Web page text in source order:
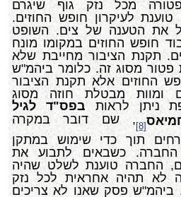
מכל נזק גוף שיגרם
לעיקרון חופש החוזים.
את הטענה של צים. השופט
חופש החוזים במקומו מונח
תקנת הציבור מחייבת שלא
פטור מסוג זה. כלומר ביהמ"ש
החוזים אלא תקנת הציבור
ומוות מבטלת חוזה מסוג
ניתן לראות בפס"ד לגיל
[8]
, שם דובר במקרה
תוך כדי שימוש במתקן
החברה. כשבאים לתבוע את
החברה טוענת לשלט שהיה
לא תהיה אחראית לכל נזק
פסק שאנו לא צריכים